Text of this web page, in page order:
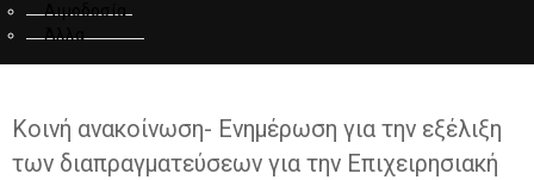
Αιμοδοσία
Άλλα
Κοινή ανακοίνωση- Ενημέρωση για την εξέλιξη
των διαπραγματεύσεων για την Επιχειρησιακή